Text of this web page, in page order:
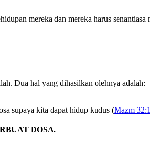
mereka dan mereka harus
Dua hal yang dihasilkan olehnya adalah:
supaya kita dapat hidup kudus (Mazm
DOSA.